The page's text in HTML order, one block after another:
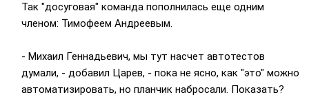
Так "досуговая" команда пополнилась еще одним
членом: Тимофеем Андреевым.
- Михаил Геннадьевич, мы тут насчет автотестов
думали, - добавил Царев, - пока не ясно, как "это" можно
автоматизировать, но планчик набросали. Показать?